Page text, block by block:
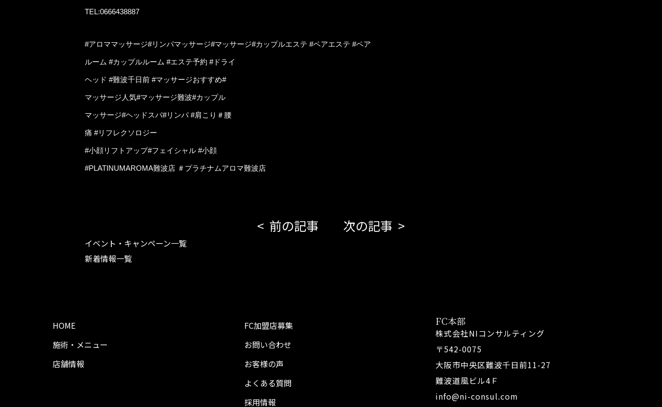
TEL:0666438887
#アロママッサージ#リンパマッサージ#マッサージ#カップルエステ #ペアエステ #ペア
ルーム #カップルルーム #エステ予約 #ドライ
ヘッド #難波千日前 #マッサージおすすめ#
マッサージ人気#マッサージ難波#カップル
マッサージ#ヘッドスパ#リンパ #肩こり＃腰
痛 #リフレクソロジー
#小顔リフトアップ#フェイシャル #小顔
#PLATINUMAROMA難波店 ＃プラチナムアロマ難波店
前の記事 次の記事
イベント・キャンペーン一覧
新着情報一覧
HOME
施術・メニュー
店舗情報
FC加盟店募集
お問い合わせ
お客様の声
よくある質問
採用情報
FC本部
株式会社NIコンサルティング
〒542-0075
大阪市中央区難波千日前11-27
難波道風ビル4Ｆ
info@ni-consul.com